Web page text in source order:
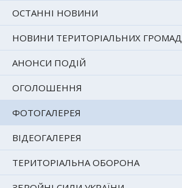
ОСТАННІ НОВИНИ
НОВИНИ ТЕРИТОРІАЛЬНИХ ГРОМАД
АНОНСИ ПОДІЙ
ОГОЛОШЕННЯ
ФОТОГАЛЕРЕЯ
ВІДЕОГАЛЕРЕЯ
ТЕРИТОРІАЛЬНА ОБОРОНА